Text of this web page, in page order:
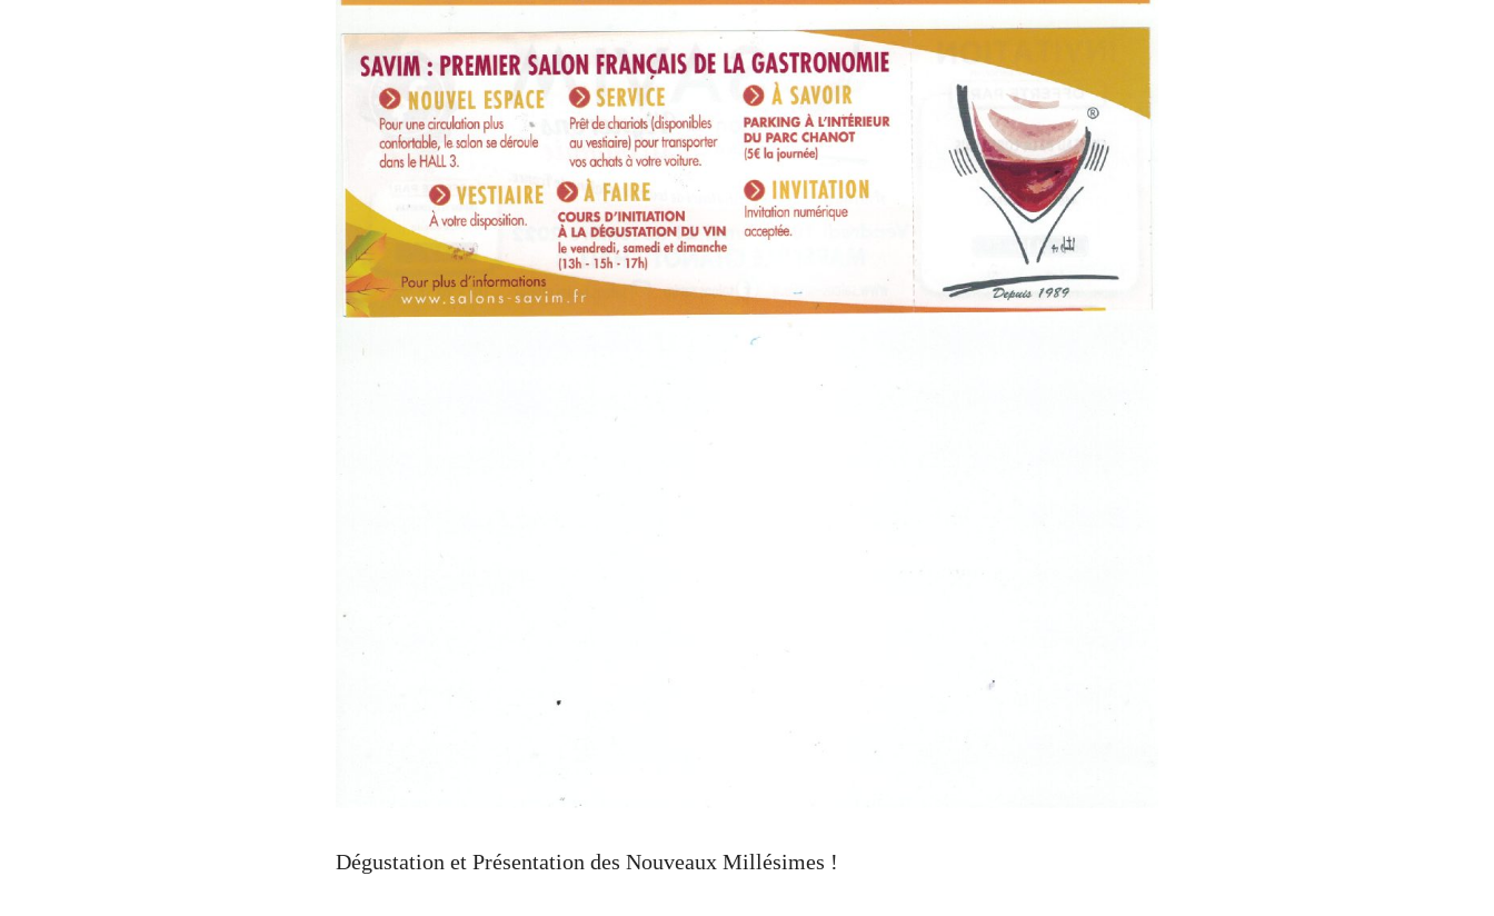
Dégustation et Présentation des Nouveaux Millésimes !